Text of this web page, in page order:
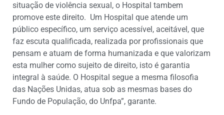
situação de violência sexual, o Hospital tambem
promove este direito. Um Hospital que atende um
público específico, um serviço acessível, aceitável, que
faz escuta qualificada, realizada por profissionais que
pensam e atuam de forma humanizada e que valorizam
esta mulher como sujeito de direito, isto é garantia
integral à saúde. O Hospital segue a mesma filosofia
das Nações Unidas, atua sob as mesmas bases do
Fundo de População, do Unfpa”, garante.